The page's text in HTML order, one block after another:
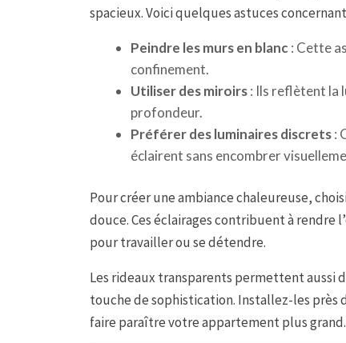
spacieux. Voici quelques astuces
Peindre les murs en blanc: Cette
confinement.
Utiliser des miroirs: Ils reflètent la
profondeur.
Préférer des luminaires discrets:
éclairent sans encombrer
Pour créer une ambiance chaleureuse,
douce. Ces éclairages contribuent à rendre
pour travailler ou se détendre.
Les rideaux transparents permettent
touche de sophistication. Installez-les
faire paraître votre appartement plus grand.